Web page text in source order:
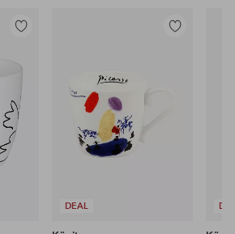
Lägg
DEAL
Lägg